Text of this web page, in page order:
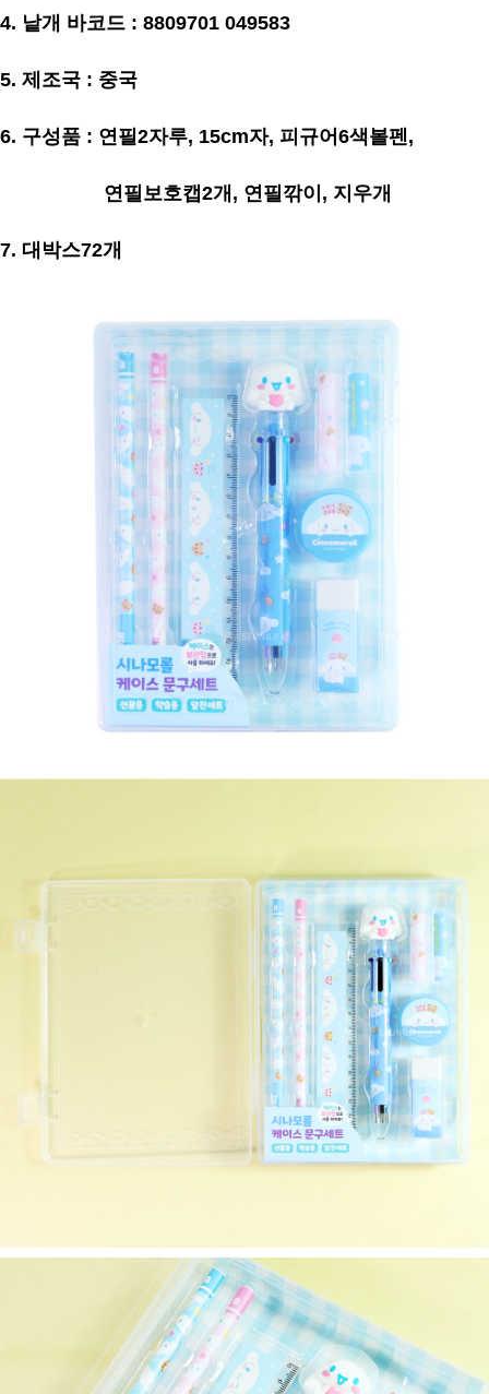
4. 낱개 바코드 : 8809701 049583
5. 제조국 : 중국
6. 구성품 : 연필2자루, 15cm자, 피규어6색볼펜,
연필보호캡2개, 연필깎이, 지우개
7. 대박스72개